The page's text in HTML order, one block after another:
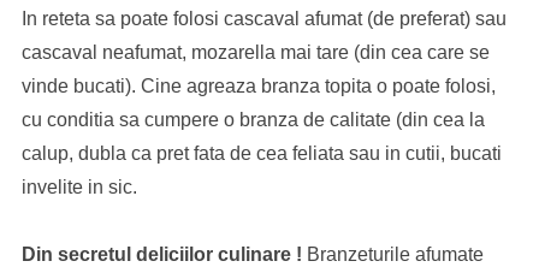
In reteta sa poate folosi cascaval afumat (de preferat) sau
cascaval neafumat, mozarella mai tare (din cea care se
vinde bucati). Cine agreaza branza topita o poate folosi,
cu conditia sa cumpere o branza de calitate (din cea la
calup, dubla ca pret fata de cea feliata sau in cutii, bucati
invelite in sic.
Din secretul deliciilor culinare ! Branzeturile afumate